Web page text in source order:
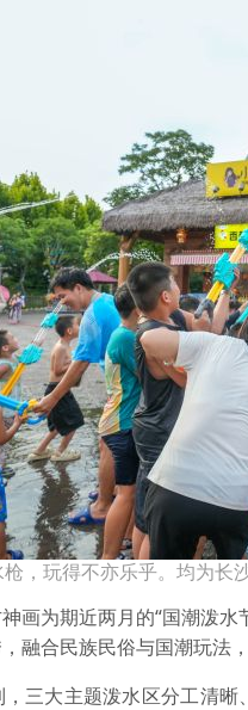
，玩得不亦乐乎。均为长
为期近两月的“国潮泼水
融合民族民俗与国潮玩法
大主题泼水区分工清晰